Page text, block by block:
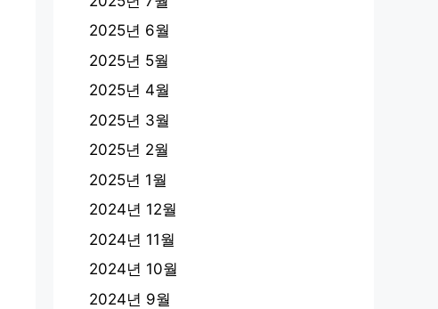
2025년 6월
2025년 5월
2025년 4월
2025년 3월
2025년 2월
2025년 1월
2024년 12월
2024년 11월
2024년 10월
2024년 9월